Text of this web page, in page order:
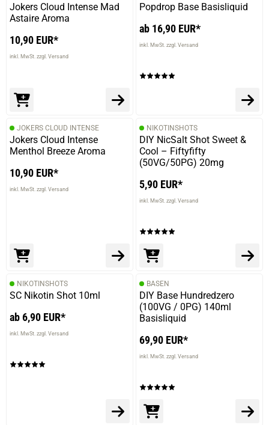
Jokers Cloud Intense Mad
Astaire Aroma
10,90 EUR*
inkl. MwSt. zzgl. Versand
Popdrop Base Basisliquid
ab 16,90 EUR*
inkl. MwSt. zzgl. Versand
JOKERS CLOUD INTENSE
Jokers Cloud Intense
Menthol Breeze Aroma
10,90 EUR*
inkl. MwSt. zzgl. Versand
NIKOTINSHOTS
DIY NicSalt Shot Sweet &
Cool – Fiftyfifty
(50VG/50PG) 20mg
5,90 EUR*
inkl. MwSt. zzgl. Versand
NIKOTINSHOTS
SC Nikotin Shot 10ml
ab 6,90 EUR*
inkl. MwSt. zzgl. Versand
BASEN
DIY Base Hundredzero
(100VG / 0PG) 140ml
Basisliquid
69,90 EUR*
inkl. MwSt. zzgl. Versand